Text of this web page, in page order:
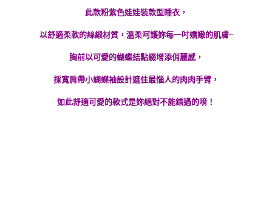
此款粉紫色娃娃裝款型睡衣，
以舒適柔軟的絲緞材質，溫柔呵護妳每一吋嬌嫩的肌膚~
胸前以可愛的蝴蝶結點綴增添俏麗感，
採寬肩帶小蝴蝶袖設計遮住最惱人的肉肉手臂，
如此舒適可愛的款式是妳絕對不能錯過的唷！